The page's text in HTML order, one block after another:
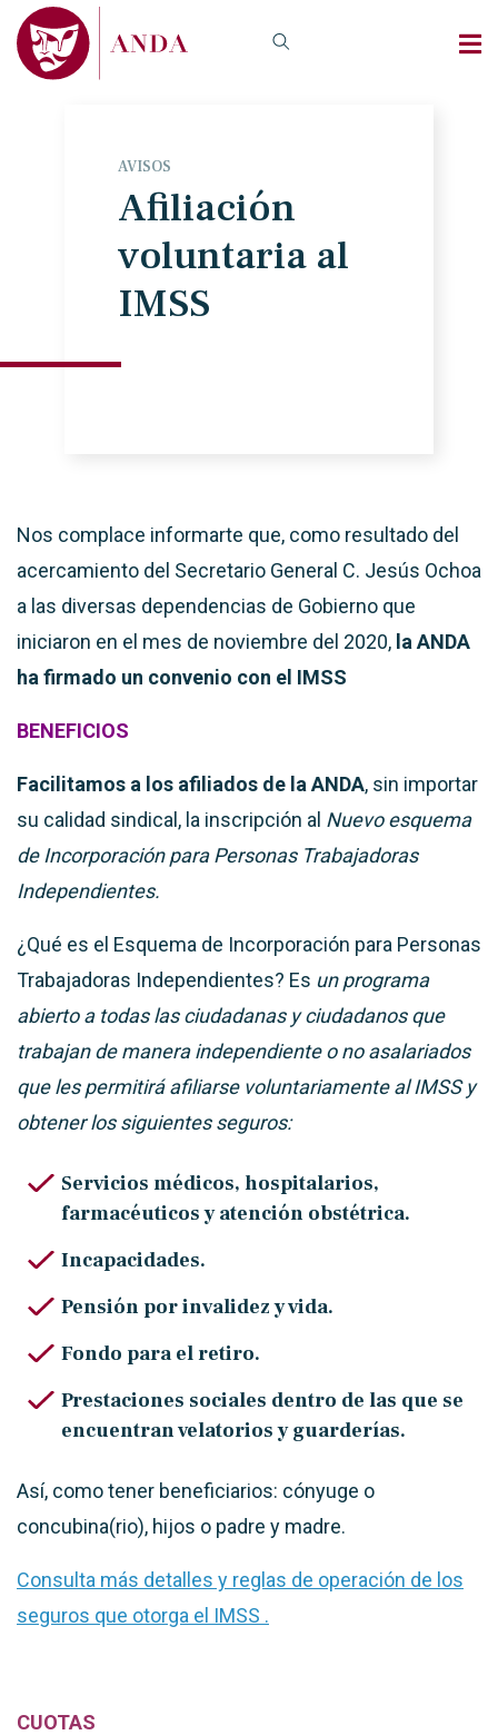
AVISOS
Afiliación
voluntaria al
IMSS
Nos complace informarte que, como resultado del
acercamiento del Secretario General C. Jesús Ochoa
a las diversas dependencias de Gobierno que
iniciaron en el mes de noviembre del 2020, la ANDA
ha firmado un convenio con el IMSS
BENEFICIOS
Facilitamos a los afiliados de la ANDA, sin importar
su calidad sindical, la inscripción al Nuevo esquema
de Incorporación para Personas Trabajadoras
Independientes.
¿Qué es el Esquema de Incorporación para Personas
Trabajadoras Independientes? Es un programa
abierto a todas las ciudadanas y ciudadanos que
trabajan de manera independiente o no asalariados
que les permitirá afiliarse voluntariamente al IMSS y
obtener los siguientes seguros:
Servicios médicos, hospitalarios,
farmacéuticos y atención obstétrica.
Incapacidades.
Pensión por invalidez y vida.
Fondo para el retiro.
Prestaciones sociales dentro de las que se
encuentran velatorios y guarderías.
Así, como tener beneficiarios: cónyuge o
concubina(rio), hijos o padre y madre.
Consulta más detalles y reglas de operación de los
seguros que otorga el IMSS .
CUOTAS